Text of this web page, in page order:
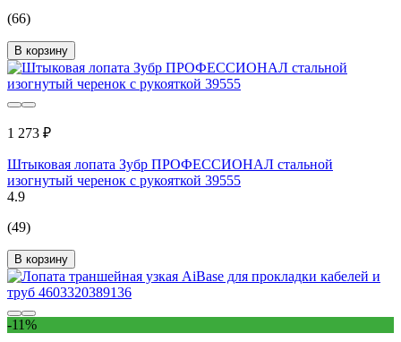
(66)
В корзину
1 273 ₽
Штыковая лопата Зубр ПРОФЕССИОНАЛ стальной
изогнутый черенок с рукояткой 39555
4.9
(49)
В корзину
-11%